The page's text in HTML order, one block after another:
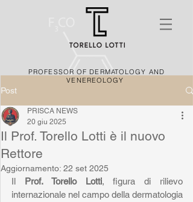
PROFESSOR OF DERMATOLOGY AND
VENEREOLOGY
Post
Il Prof. Torello Lotti è il nuovo
Rettore
PRISCA NEWS
20 giu 2025
Aggiornamento: 22 set 2025
Il Prof. Torello Lotti, figura di rilievo
internazionale nel campo della dermatologia